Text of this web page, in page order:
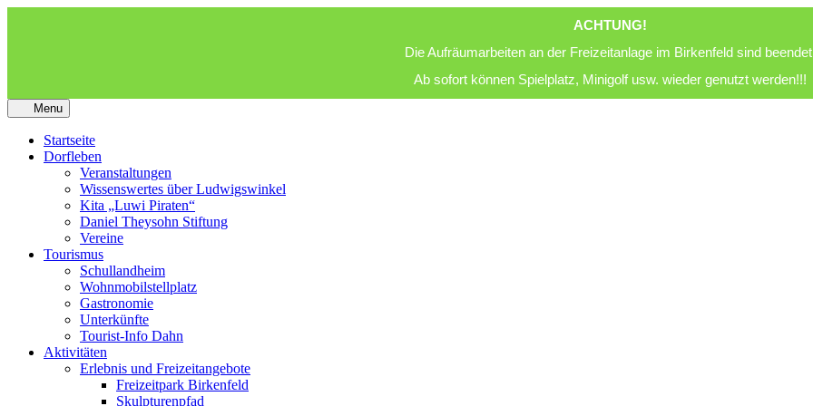
ACHTUNG!
Die Aufräumarbeiten an der Freizeitanlage im Birkenfeld sind
Ab sofort können Spielplatz, Minigolf usw. wieder genutzt werden!!!
Menu
Startseite
Dorfleben
Veranstaltungen
Wissenswertes über Ludwigswinkel
Kita „Luwi Piraten“
Daniel Theysohn Stiftung
Vereine
Tourismus
Schullandheim
Wohnmobilstellplatz
Gastronomie
Unterkünfte
Tourist-Info Dahn
Aktivitäten
Erlebnis und Freizeitangebote
Freizeitpark Birkenfeld
Skulpturenpfad